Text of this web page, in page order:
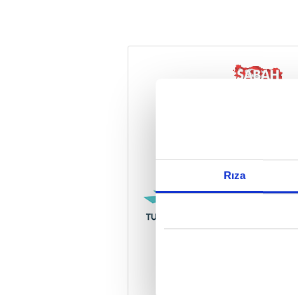
Rıza
Reddet